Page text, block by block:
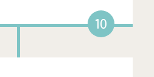
10